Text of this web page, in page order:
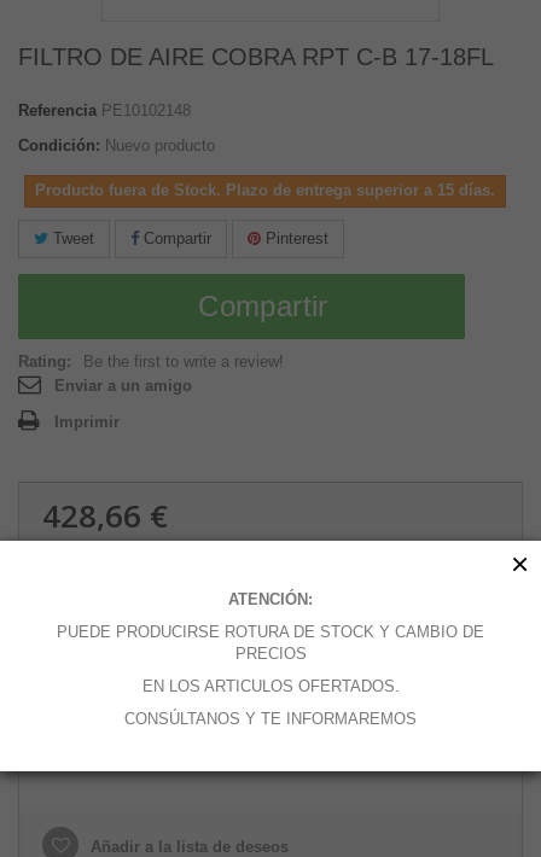
FILTRO DE AIRE COBRA RPT C-B 17-18FL
Referencia PE10102148
Condición: Nuevo producto
Producto fuera de Stock. Plazo de entrega superior a 15 días.
Tweet Compartir Pinterest
Compartir
Rating:
Be the first to write a review!
Enviar a un amigo
Imprimir
428,66 €
Añadir a la lista de deseos
ATENCIÓN:
PUEDE PRODUCIRSE ROTURA DE STOCK Y CAMBIO DE
PRECIOS
EN LOS ARTICULOS OFERTADOS.
CONSÚLTANOS Y TE INFORMAREMOS
×